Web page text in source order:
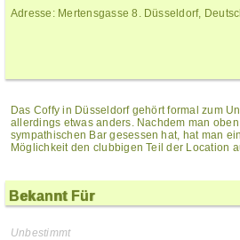
Adresse: Mertensgasse 8. Düsseldorf,
Das Coffy in Düsseldorf gehört formal zum
allerdings etwas anders. Nachdem man
sympathischen Bar gesessen hat, hat man
Möglichkeit den clubbigen Teil der Location
Bekannt Für
Unbestimmt